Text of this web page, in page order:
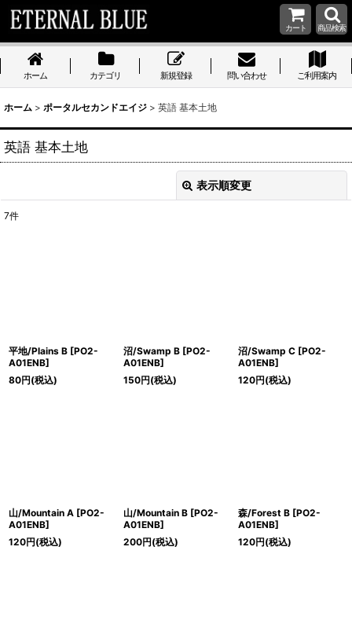
カート 商品検索
ホーム カテゴリ 新規登録 問い合わせ ご利用案内
ホーム > ポータルセカンドエイジ > 英語 基本土地
英語 基本土地
表示順変更
絞り込む
7件
平地/Plains B [PO2-
A01ENB]
80円(税込)
沼/Swamp B [PO2-
A01ENB]
150円(税込)
沼/Swamp C [PO2-
A01ENB]
120円(税込)
山/Mountain A [PO2-
A01ENB]
120円(税込)
山/Mountain B [PO2-
A01ENB]
200円(税込)
森/Forest B [PO2-
A01ENB]
120円(税込)